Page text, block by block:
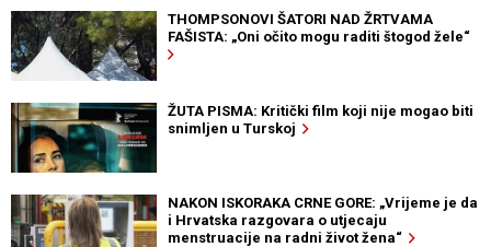
THOMPSONOVI ŠATORI NAD ŽRTVAMA
FAŠISTA: „Oni očito mogu raditi štogod žele“
ŽUTA PISMA: Kritički film koji nije mogao biti
snimljen u Turskoj
NAKON ISKORAKA CRNE GORE: „Vrijeme je da
i Hrvatska razgovara o utjecaju
menstruacije na radni život žena“